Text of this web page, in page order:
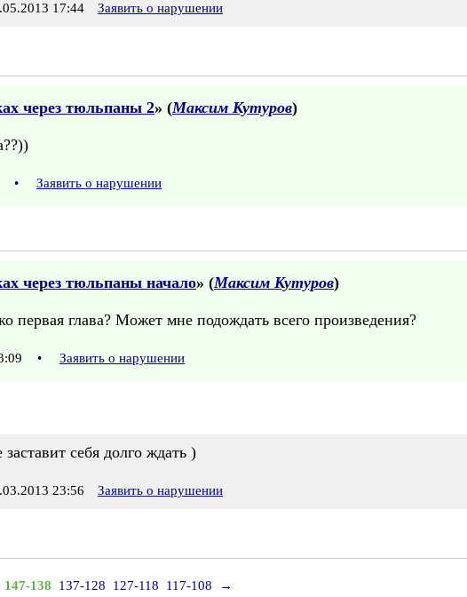
17:44 Заявить о нарушении
через тюльпаны 2» (Максим Кутуров)
• Заявить о нарушении
через тюльпаны начало» (Максим Кутуров)
первая глава? Может мне подождать всего произведения?
• Заявить о нарушении
себя долго ждать )
23:56 Заявить о нарушении
147-138 137-128 127-118 117-108 →